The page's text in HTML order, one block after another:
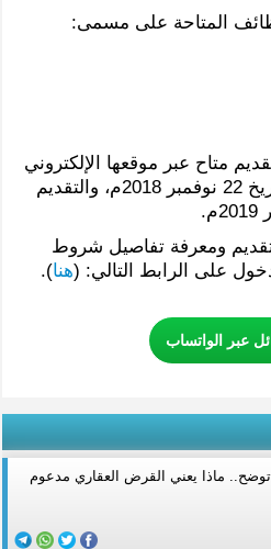
المتاحة على مسمى:
متاح عبر موقعها الإلكتروني
للتوظيف، وذلك بدءًا من تاريخ 22 نوفمبر 2018م، والتقديم
ومعرفة تفاصيل شروط
على الرابط التالي: (هنا).
عبر الواتساب
توضح.. ماذا يعني القرض العقاري مدعوم